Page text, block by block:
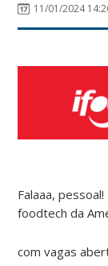
11/01/2024
Falaaa,
foodtech da
com vagas